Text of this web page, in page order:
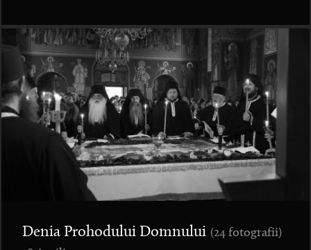
Denia Prohodului Domnului (24 fotografii)